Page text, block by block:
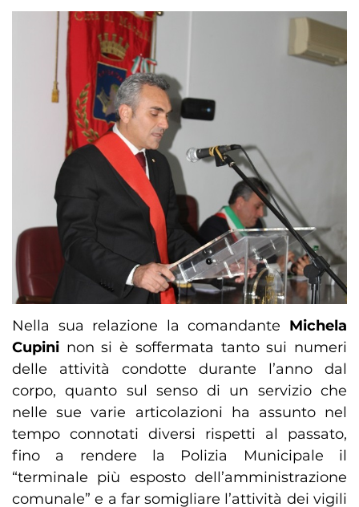
Nella sua relazione la comandante Michela
Cupini non si è soffermata tanto sui numeri
delle attività condotte durante l’anno dal
corpo, quanto sul senso di un servizio che
nelle sue varie articolazioni ha assunto nel
tempo connotati diversi rispetti al passato,
fino a rendere la Polizia Municipale il
“terminale più esposto dell’amministrazione
comunale” e a far somigliare l’attività dei vigili